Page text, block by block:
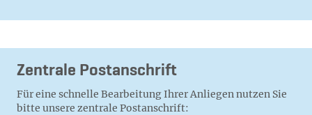
Zentrale Postanschrift
Für eine schnelle Bearbeitung Ihrer Anliegen nutzen Sie
bitte unsere zentrale Postanschrift: